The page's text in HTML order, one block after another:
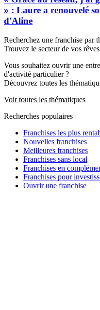
» : Laure a renouvelé
d'Aline
Recherchez une franchise par
Trouvez le secteur de vos
Vous souhaitez ouvrir une
d'activité particulier ?
Découvrez toutes les
Voir toutes les thématiques
Recherches populaires
Franchises les plus
Nouvelles franchises
Meilleures franchises
Franchises sans local
Franchises en
Franchises pour
Ouvrir une franchise